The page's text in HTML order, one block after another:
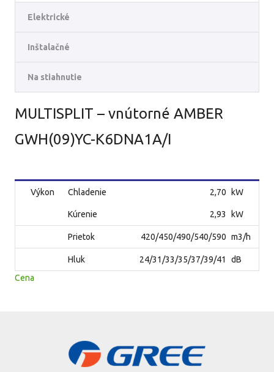
Elektrické
Inštalačné
Na stiahnutie
MULTISPLIT – vnútorné AMBER
GWH(09)YC-K6DNA1A/I
Výkon Chladenie 2,70 kW
Kúrenie 2,93 kW
Prietok 420/450/490/540/590 m3/h
Hluk 24/31/33/35/37/39/41
dB
Cena